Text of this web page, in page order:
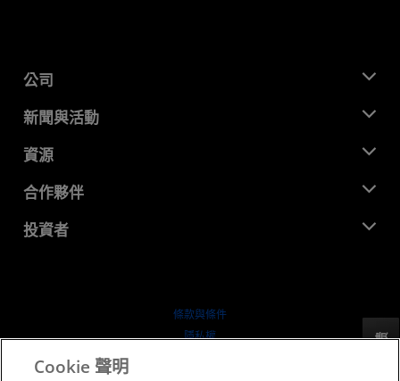
公司
關於 AMD
企業責任
招聘
聯絡我們
新聞與活動
新聞室
媒體庫
資源
開發者中心
案例研究
合作夥伴
AMD 合作夥伴中心
投資者
行情走勢
條款與條件
隱私權
反馈
Cookie 聲明